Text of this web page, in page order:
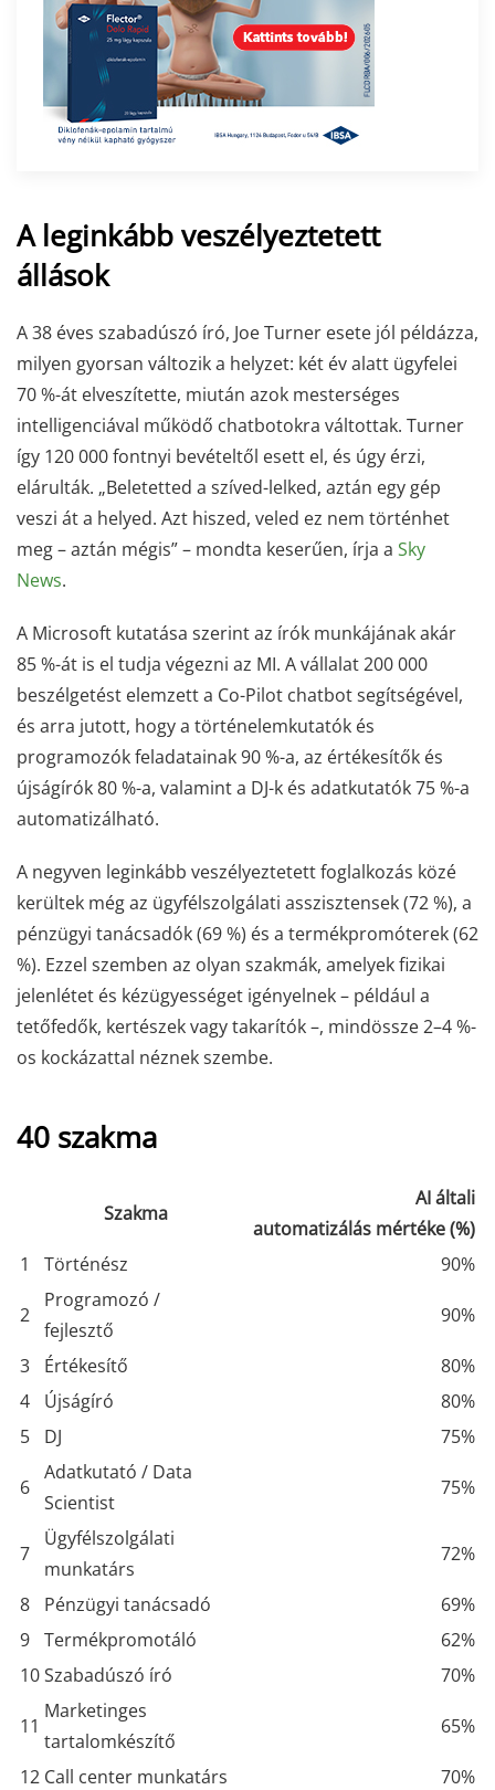
A leginkább veszélyeztetett
állások
A 38 éves szabadúszó író, Joe Turner esete jól példázza,
milyen gyorsan változik a helyzet: két év alatt ügyfelei
70 %-át elveszítette, miután azok mesterséges
intelligenciával működő chatbotokra váltottak. Turner
így 120 000 fontnyi bevételtől esett el, és úgy érzi,
elárulták. „Beletetted a szíved-lelked, aztán egy gép
veszi át a helyed. Azt hiszed, veled ez nem történhet
meg – aztán mégis” – mondta keserűen, írja a Sky
News.
A Microsoft kutatása szerint az írók munkájának akár
85 %-át is el tudja végezni az MI. A vállalat 200 000
beszélgetést elemzett a Co-Pilot chatbot segítségével,
és arra jutott, hogy a történelemkutatók és
programozók feladatainak 90 %-a, az értékesítők és
újságírók 80 %-a, valamint a DJ-k és adatkutatók 75 %-a
automatizálható.
A negyven leginkább veszélyeztetett foglalkozás közé
kerültek még az ügyfélszolgálati asszisztensek (72 %), a
pénzügyi tanácsadók (69 %) és a termékpromóterek (62
%). Ezzel szemben az olyan szakmák, amelyek fizikai
jelenlétet és kézügyességet igényelnek – például a
tetőfedők, kertészek vagy takarítók –, mindössze 2–4 %-
os kockázattal néznek szembe.
40 szakma
Szakma
AI általi
automatizálás mértéke (%)
1
Történész 90%
2
Programozó /
fejlesztő
90%
3 Értékesítő
80%
4
Újságíró
80%
5
DJ 75%
6
Adatkutató / Data
Scientist
75%
7
Ügyfélszolgálati
munkatárs
72%
8 Pénzügyi tanácsadó
69%
9 Termékpromotáló
62%
10Szabadúszó író 70%
11
Marketinges
tartalomkészítő
65%
12 Call center munkatárs 70%